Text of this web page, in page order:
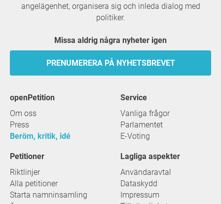
angelägenhet, organisera sig och inleda dialog med
politiker.
Missa aldrig några nyheter igen
PRENUMERERA PÅ NYHETSBREVET
openPetition
Om oss
Press
Beröm, kritik, idé
service
Vanliga frågor
Parlamentet
E-Voting
Petitioner
Riktlinjer
Alla petitioner
Starta namninsamling
Lagliga aspekter
Användaravtal
Dataskydd
Impressum